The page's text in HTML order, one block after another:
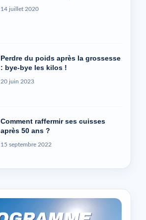
14 juillet 2020
Perdre du poids après la grossesse
: bye-bye les kilos !
20 juin 2023
Comment raffermir ses cuisses
après 50 ans ?
15 septembre 2022